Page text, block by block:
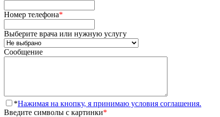
Номер телефона*
Выберите врача или нужную услугу
Сообщение
*Нажимая на кнопку, я принимаю условия соглашения.
Введите символы с картинки*